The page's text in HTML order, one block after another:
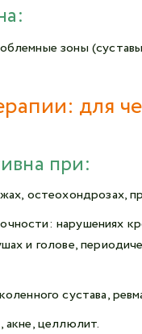
зоны
для
при:
остеохондрозах,
нарушениях
и голове,
сустава,
акне, целлюлит.